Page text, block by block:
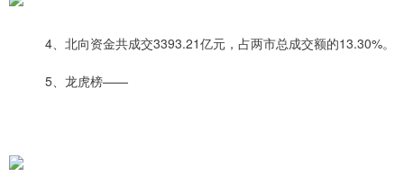
4、北向资金共成交3393.21亿元，占两市总成交额的13.30%。
5、龙虎榜——